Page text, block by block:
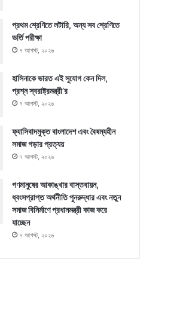
প্রথম শ্রেণিতে লটারি, অন্য সব শ্রেণিতে
ভর্তি পরীক্ষা
৭ আগস্ট, ২০২৬
হাসিনাকে ভারত এই সুযোগ কেন দিল,
প্রশ্ন স্বরাষ্ট্রমন্ত্রী’র
৭ আগস্ট, ২০২৬
ফ্যাসিবাদমুক্ত বাংলাদেশ এবং বৈষম্যহীন
সমাজ গড়ার প্রত্যয়
৭ আগস্ট, ২০২৬
গণমানুষের আকাঙ্খার বাস্তবায়ন,
ধ্বংসপ্রাপ্ত অর্থনীতি পুনরুদ্ধার এবং নতুন
সমাজ বিনির্মাণে প্রধানমন্ত্রী কাজ করে
যাচ্ছেন
৭ আগস্ট, ২০২৬